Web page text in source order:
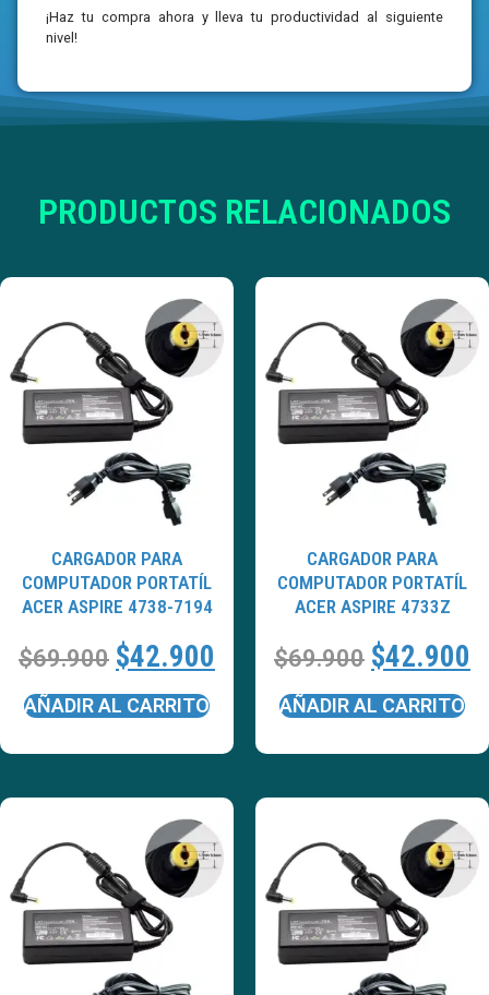
¡Haz tu compra ahora y lleva tu productividad al siguiente
nivel!
PRODUCTOS RELACIONADOS
CARGADOR PARA
COMPUTADOR PORTATÍL
ACER ASPIRE 4738-7194
$69.900 $42.900
AÑADIR AL CARRITO
CARGADOR PARA
COMPUTADOR PORTATÍL
ACER ASPIRE 4733Z
$69.900 $42.900
AÑADIR AL CARRITO